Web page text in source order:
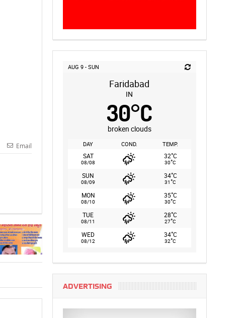
Email
AUG 9 - SUN
Faridabad
IN
30°C
broken clouds
DAY COND. TEMP.
SAT
08/08
32°C
30°C
SUN
08/09
34°C
31°C
MON
08/10
35°C
30°C
TUE
08/11
28°C
27°C
WED
08/12
34°C
32°C
ADVERTISING